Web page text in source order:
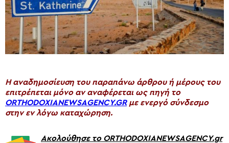
H αναδημοσίευση του παραπάνω άρθρου ή μέρους του
επιτρέπεται μόνο αν αναφέρεται ως πηγή το
ORTHODOXIANEWSAGENCY.GRμε ενεργό σύνδεσμο
στην εν λόγω καταχώρηση.
Ακολούθησε το ORTHODOXIANEWSAGENCY.gr